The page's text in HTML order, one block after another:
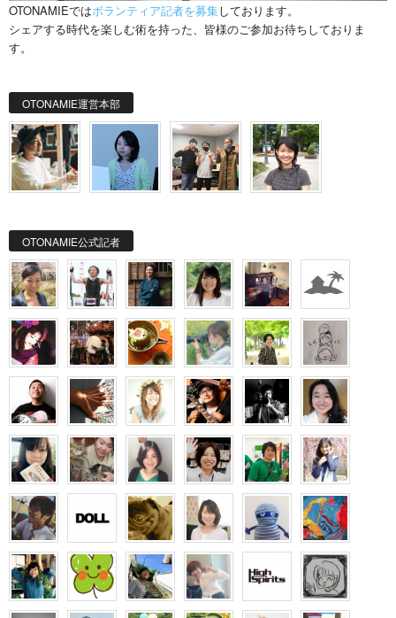
OTONAMIEではボランティア記者を募集しております。
シェアする時代を楽しむ術を持った、皆様のご参加お待ちしておりま
す。
OTONAMIE運営本部
OTONAMIE公式記者